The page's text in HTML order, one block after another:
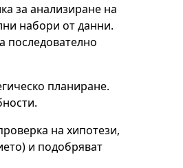
за анализиране на
набори от данни.
последователно
планиране.
на хипотези,
и подобряват